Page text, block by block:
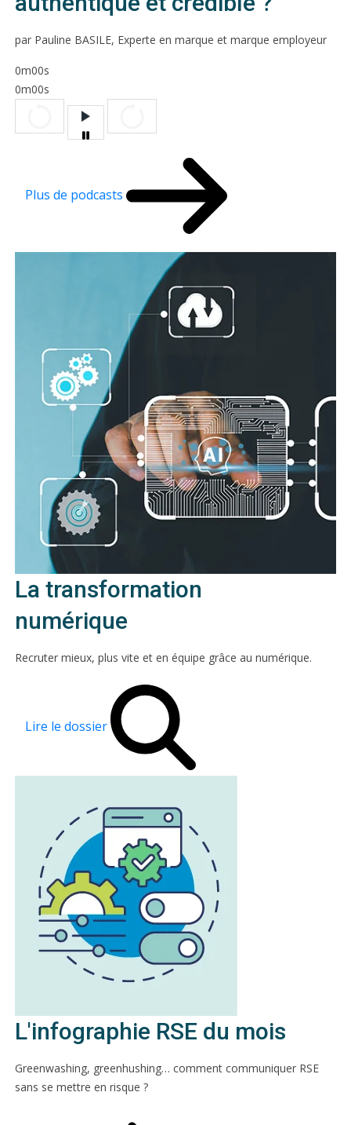
par Pauline BASILE, Experte en marque et marque employeur
0m00s
0m00s
Plus de podcasts
La transformation
numérique
Recruter mieux, plus vite et en équipe grâce au numérique.
Lire le dossier
L'infographie RSE du mois
Greenwashing, greenhushing… comment communiquer RSE
sans se mettre en risque ?